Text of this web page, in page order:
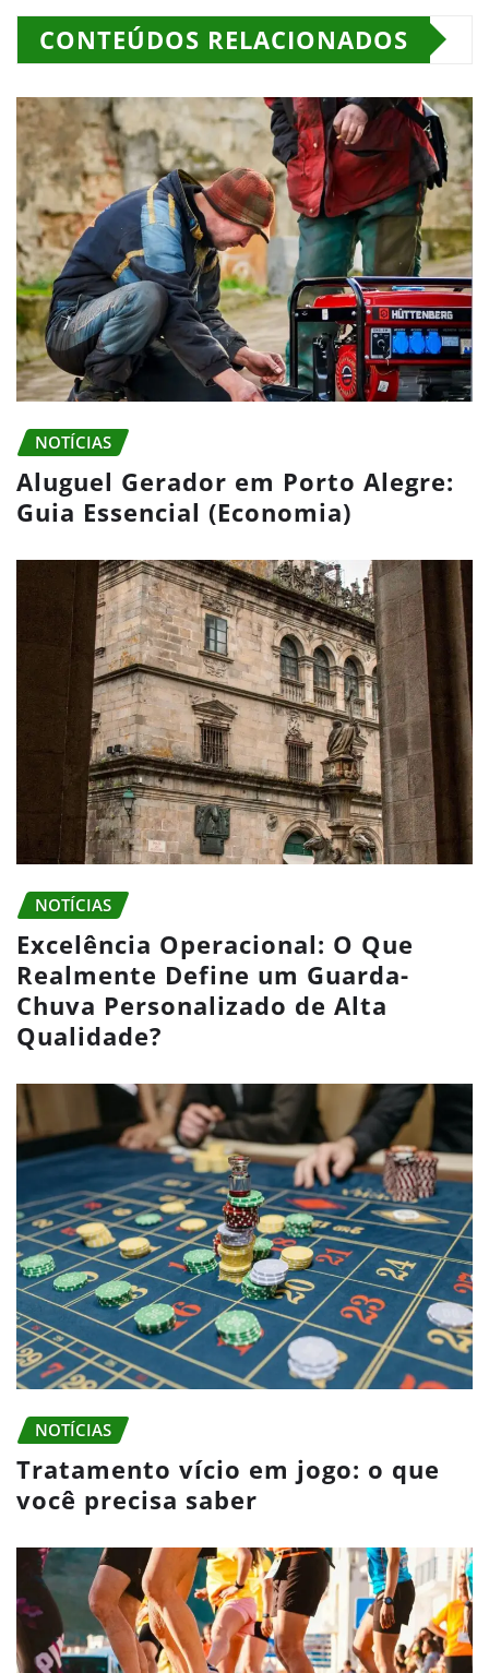
CONTEÚDOS RELACIONADOS
NOTÍCIAS
Aluguel Gerador em Porto Alegre:
Guia Essencial (Economia)
NOTÍCIAS
Excelência Operacional: O Que
Realmente Define um Guarda-
Chuva Personalizado de Alta
Qualidade?
NOTÍCIAS
Tratamento vício em jogo: o que
você precisa saber